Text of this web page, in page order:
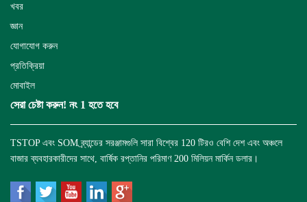
খবর
জ্ঞান
যোগাযোগ করুন
প্রতিক্রিয়া
মোবাইল
সেরা চেষ্টা করুন! নং 1 হতে হবে
TSTOP এবং SOM ব্র্যান্ডের সরঞ্জামগুলি সারা বিশ্বের 120 টিরও বেশি দেশ এবং অঞ্চলে
বাজার ব্যবহারকারীদের সাথে, বার্ষিক রপ্তানির পরিমাণ 200 মিলিয়ন মার্কিন ডলার।